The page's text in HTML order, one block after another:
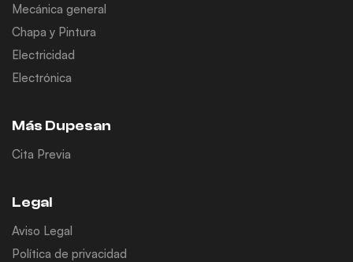
Mecánica general
Chapa y Pintura
Electricidad
Electrónica
Más Dupesan
Cita Previa
Legal
Aviso Legal
Política de privacidad